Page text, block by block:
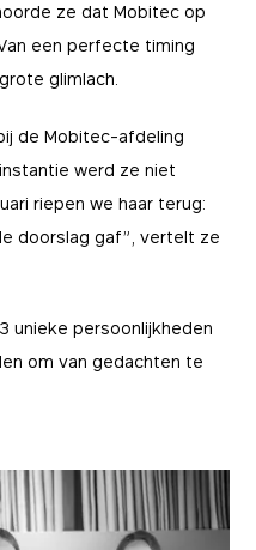
ze dat Mobitec op
een perfecte timing
glimlach.
de Mobitec-afdeling
werd ze niet
riepen we haar terug:
doorslag gaf”, vertelt ze
unieke persoonlijkheden
om van gedachten te